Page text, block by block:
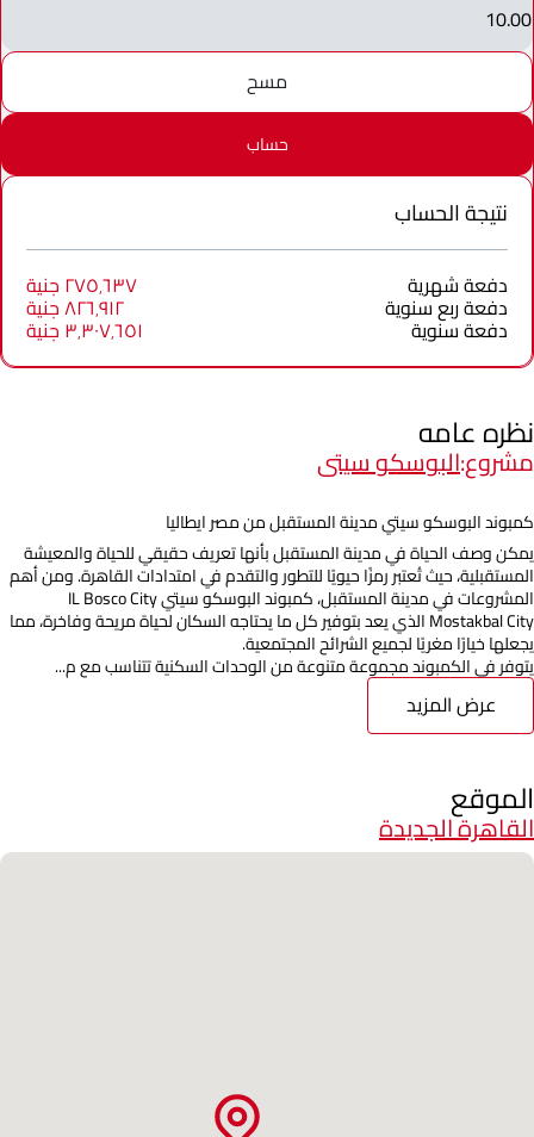
10.00
مسح
حساب
نتيجة الحساب
دفعة شهرية ٢٧٥٬٦٣٧ جنية
دفعة ربع سنوية ٨٢٦٬٩١٢ جنية
دفعة سنوية ٣٬٣٠٧٬٦٥١ جنية
نظره عامه
مشروع:البوسكو سيتى
كمبوند البوسكو سيتي مدينة المستقبل من مصر ايطاليا
يمكن وصف الحياة في مدينة المستقبل بأنها تعريف حقيقي للحياة والمعيشة
المستقبلية، حيث تُعتبر رمزًا حيويًا للتطور والتقدم في امتدادات القاهرة. ومن أهم
المشروعات في مدينة المستقبل، كمبوند البوسكو سيتي IL Bosco City
Mostakbal City الذي يعد بتوفير كل ما يحتاجه السكان لحياة مريحة وفاخرة، مما
يجعلها خيارًا مغريًا لجميع الشرائح المجتمعية.
يتوفر في الكمبوند مجموعة متنوعة من الوحدات السكنية تتناسب مع م...
عرض المزيد
الموقع
القاهرة الجديدة